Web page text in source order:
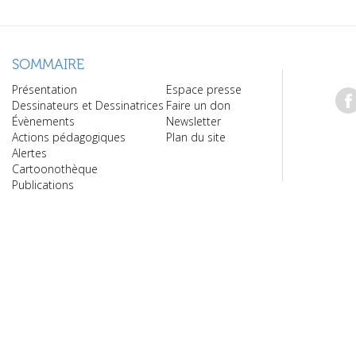
SOMMAIRE
Présentation
Dessinateurs et Dessinatrices
Évènements
Actions pédagogiques
Alertes
Cartoonothèque
Publications
Espace presse
Faire un don
Newsletter
Plan du site